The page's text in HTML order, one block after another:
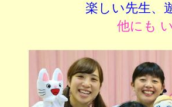
楽しい先生、
他にも